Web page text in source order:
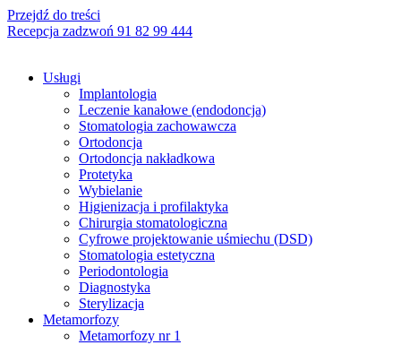
Przejdź do treści
Recepcja zadzwoń 91 82 99 444
Usługi
Implantologia
Leczenie kanałowe (endodoncja)
Stomatologia zachowawcza
Ortodoncja
Ortodoncja nakładkowa
Protetyka
Wybielanie
Higienizacja i profilaktyka
Chirurgia stomatologiczna
Cyfrowe projektowanie uśmiechu (DSD)
Stomatologia estetyczna
Periodontologia
Diagnostyka
Sterylizacja
Metamorfozy
Metamorfozy nr 1